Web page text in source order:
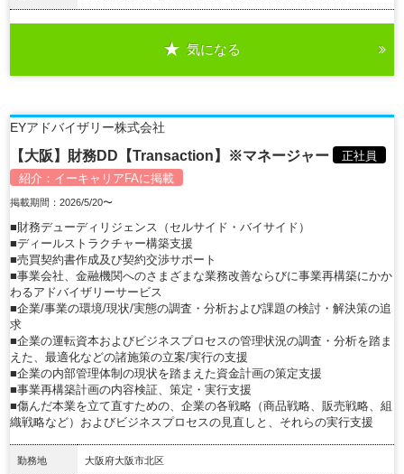
気になる
EYアドバイザリー株式会社
【大阪】財務DD【Transaction】※マネージャー
正社員
紹介： イーキャリアFAに掲載
掲載期間：2026/5/20〜
■財務デューディリジェンス（セルサイド・バイサイド）
■ディールストラクチャー構築支援
■売買契約書作成及び契約交渉サポート
■事業会社、金融機関へのさまざまな業務改善ならびに事業再構築にかか
わるアドバイザリーサービス
■企業/事業の環境/現状/実態の調査・分析および課題の検討・解決策の追
求
■企業の運転資本およびビジネスプロセスの管理状況の調査・分析を踏ま
えた、最適化などの諸施策の立案/実行の支援
■企業の内部管理体制の現状を踏まえた資金計画の策定支援
■事業再構築計画の内容検証、策定・実行支援
■傷んだ本業を立て直すための、企業の各戦略（商品戦略、販売戦略、組
織戦略など）およびビジネスプロセスの見直しと、それらの実行支援
勤務地 大阪府大阪市北区